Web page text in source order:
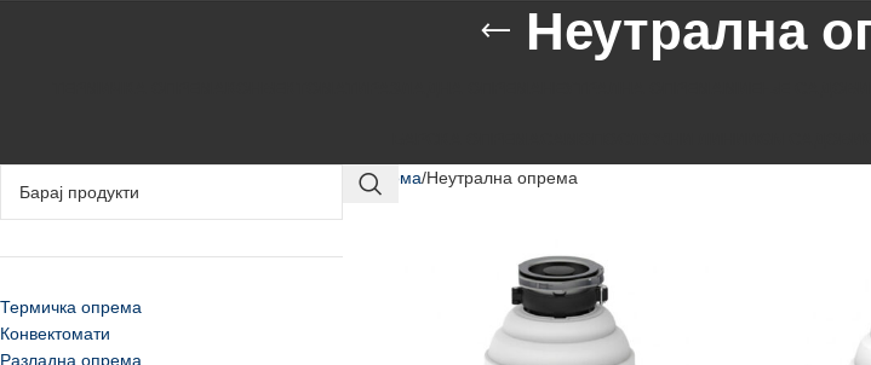
Неутрална
Термичка опрема
Конвектомати
Разладна опрема
Дома Неутрална опрема